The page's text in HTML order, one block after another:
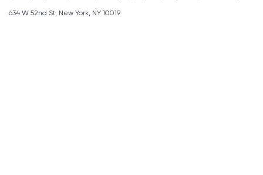
634 W 52nd St, New York, NY 10019